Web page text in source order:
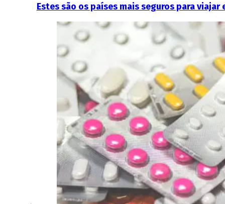
Estes são os países mais seguros para viajar